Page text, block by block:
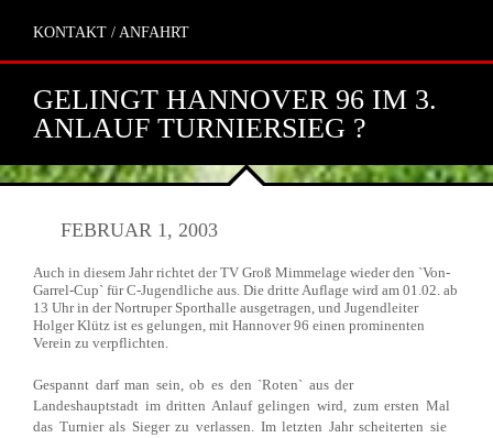
KONTAKT / ANFAHRT
GELINGT HANNOVER 96 IM 3.
ANLAUF TURNIERSIEG ?
FEBRUAR 1, 2003
Auch in diesem Jahr richtet der TV Groß Mimmelage wieder den `Von-
Garrel-Cup` für C-Jugendliche aus. Die dritte Auflage wird am 01.02. ab
13 Uhr in der Nortruper Sporthalle ausgetragen, und Jugendleiter
Holger Klütz ist es gelungen, mit Hannover 96 einen prominenten
Verein zu verpflichten.
Gespannt darf man sein, ob es den `Roten` aus der
Landeshauptstadt im dritten Anlauf gelingen wird, zum ersten Mal
das Turnier als Sieger zu verlassen. Im letzten Jahr scheiterten sie